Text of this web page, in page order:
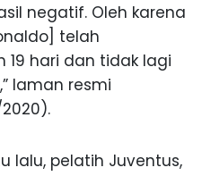
negatif. Oleh karena
telah
19 hari dan tidak lagi
laman resmi
lalu, pelatih Juventus,